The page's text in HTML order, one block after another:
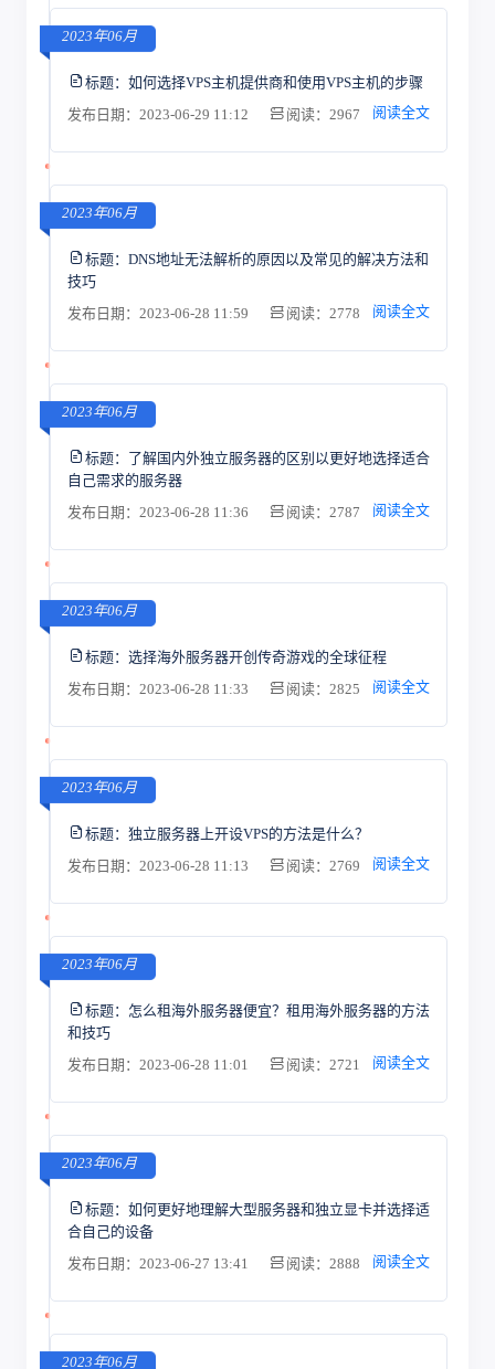
2023年06月
标题： 如何选择VPS主机提供商和使用VPS主机的步骤
发布日期：2023-06-29 11:12
阅读：2967 阅读全文
2023年06月
标题： DNS地址无法解析的原因以及常见的解决方法和
技巧
发布日期：2023-06-28 11:59
阅读：2778 阅读全文
2023年06月
标题： 了解国内外独立服务器的区别以更好地选择适合
自己需求的服务器
发布日期：2023-06-28 11:36
阅读：2787 阅读全文
2023年06月
标题： 选择海外服务器开创传奇游戏的全球征程
发布日期：2023-06-28 11:33
阅读：2825 阅读全文
2023年06月
标题： 独立服务器上开设VPS的方法是什么？
发布日期：2023-06-28 11:13
阅读：2769 阅读全文
2023年06月
标题： 怎么租海外服务器便宜？租用海外服务器的方法
和技巧
发布日期：2023-06-28 11:01
阅读：2721 阅读全文
2023年06月
标题： 如何更好地理解大型服务器和独立显卡并选择适
合自己的设备
发布日期：2023-06-27 13:41
阅读：2888 阅读全文
2023年06月